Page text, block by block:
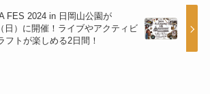
FES 2024 in 日岡山公園が
日）に開催！ライブやアクティビ
フトが楽しめる2日間！